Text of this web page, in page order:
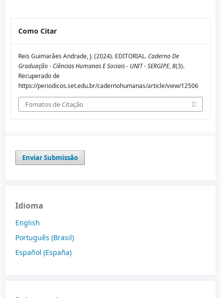
Como Citar
Reis Guimarães Andrade, J. (2024). EDITORIAL.Caderno De
Graduação - Ciências Humanas E Sociais - UNIT - SERGIPE,8(3).
Recuperado de
https://periodicos.set.edu.br/cadernohumanas/article/view/12506
Fomatos de Citação
Enviar Submissão
Idioma
English
Português (Brasil)
Español (España)